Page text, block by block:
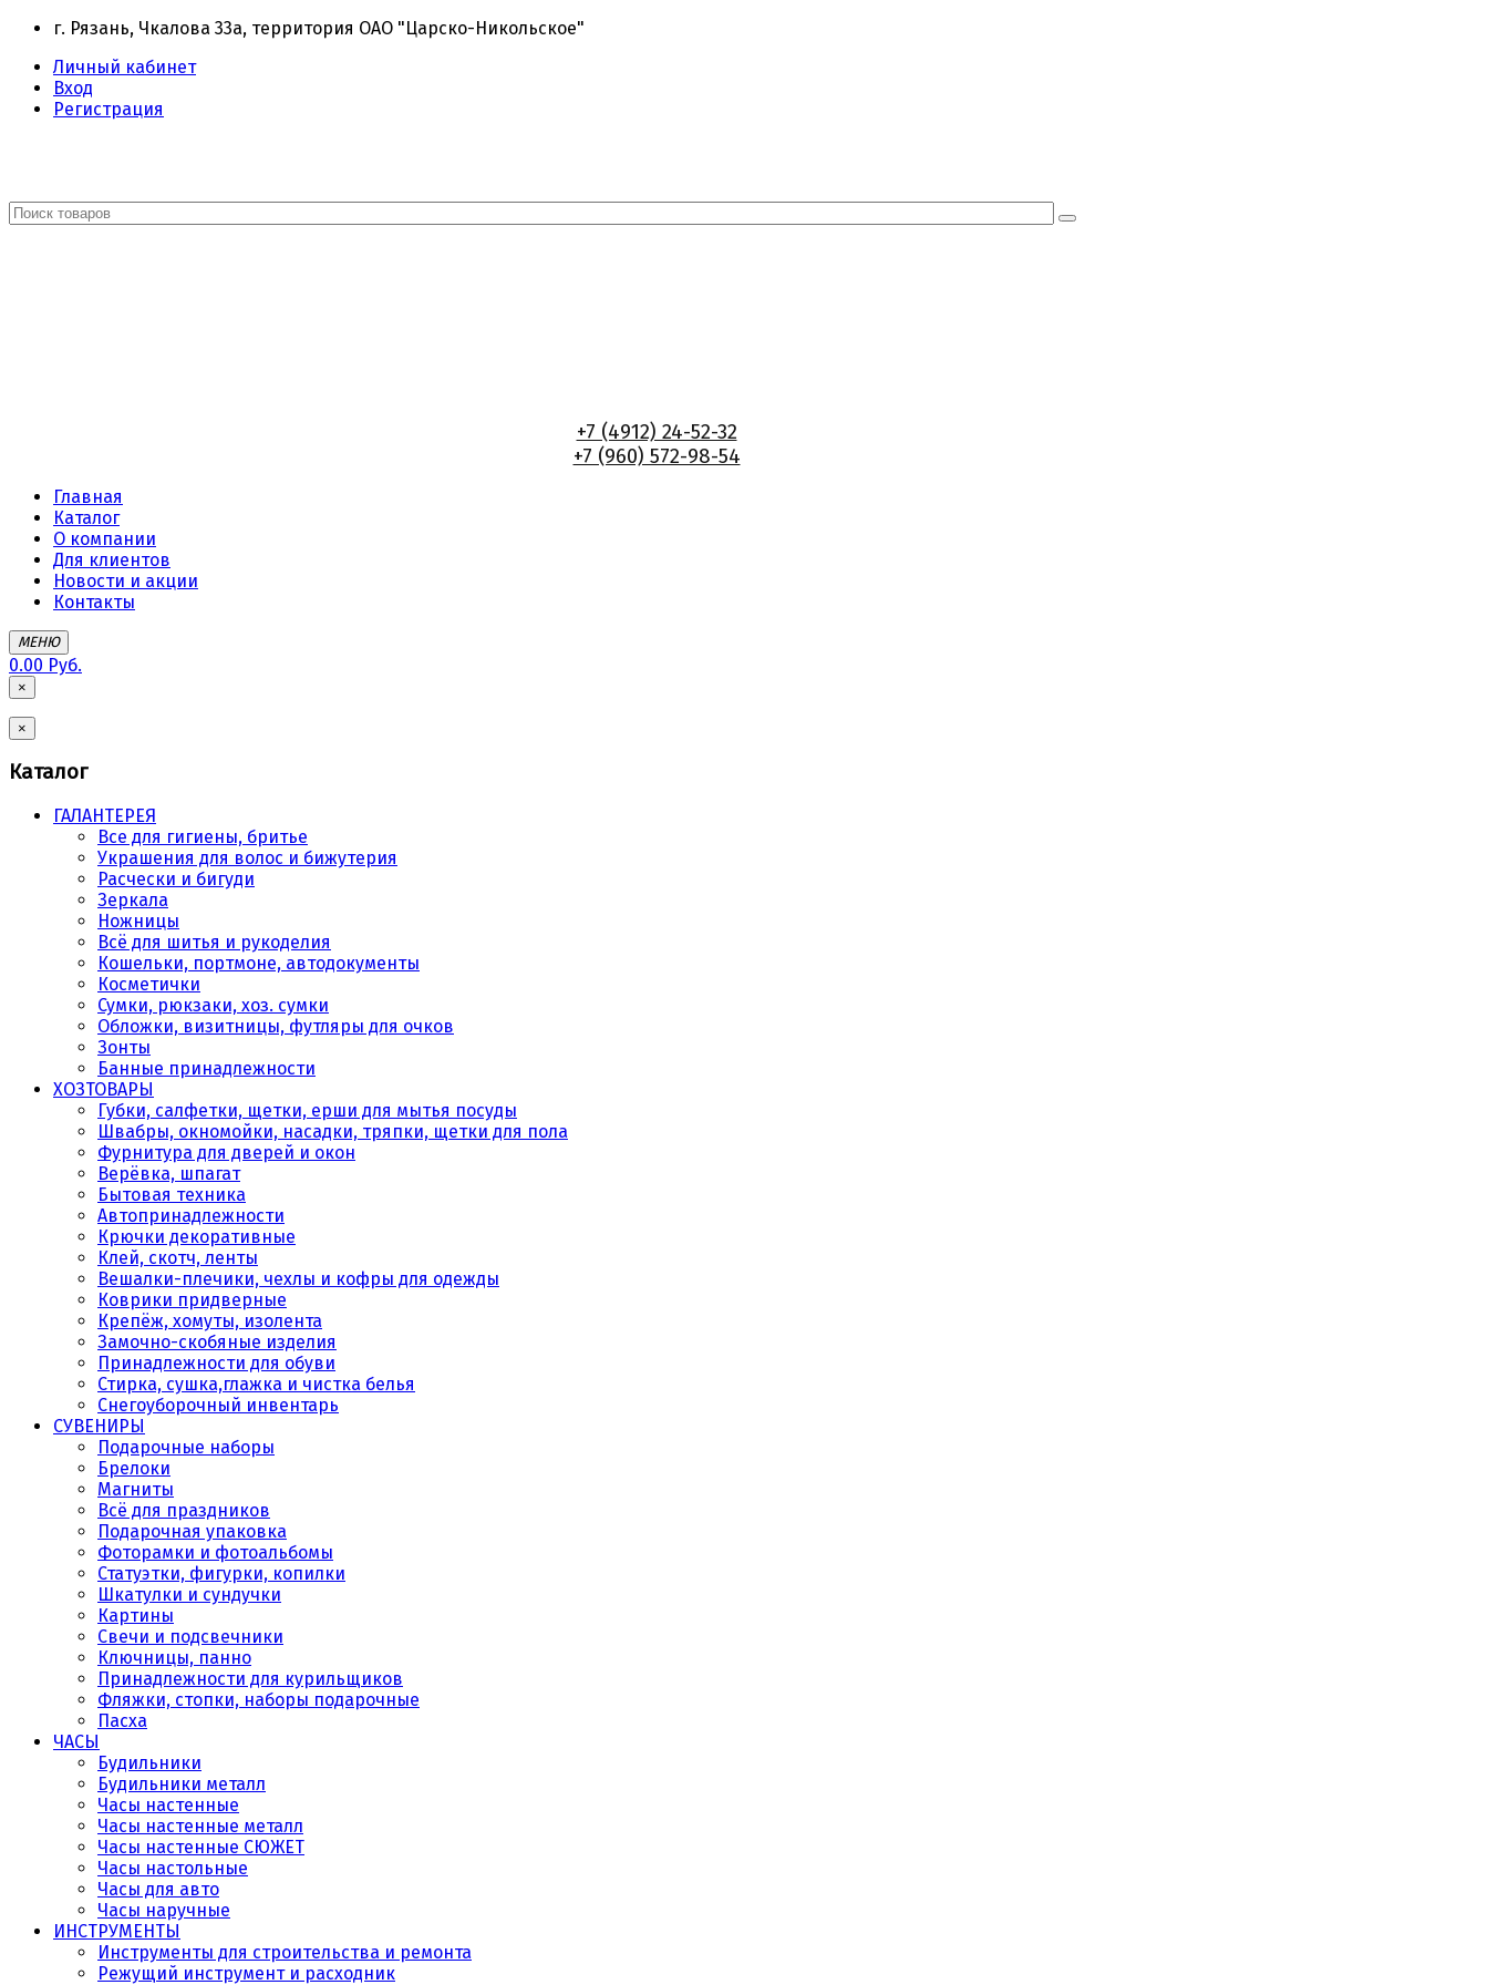
г. Рязань, Чкалова 33а, территория ОАО "Царско-Никольское"
Личный кабинет
Вход
Регистрация
+7 (4912) 24-52-32
+7 (960) 572-98-54
Главная
Каталог
О компании
Для клиентов
Новости и акции
Контакты
МЕНЮ
0.00 Руб.
×
×
Каталог
ГАЛАНТЕРЕЯ
Все для гигиены, бритье
Украшения для волос и бижутерия
Расчески и бигуди
Зеркала
Ножницы
Всё для шитья и рукоделия
Кошельки, портмоне, автодокументы
Косметички
Сумки, рюкзаки, хоз. сумки
Обложки, визитницы, футляры для очков
Зонты
Банные принадлежности
ХОЗТОВАРЫ
Губки, салфетки, щетки, ерши для мытья посуды
Швабры, окномойки, насадки, тряпки, щетки для пола
Фурнитура для дверей и окон
Верёвка, шпагат
Бытовая техника
Автопринадлежности
Крючки декоративные
Клей, скотч, ленты
Вешалки-плечики, чехлы и кофры для одежды
Коврики придверные
Крепёж, хомуты, изолента
Замочно-скобяные изделия
Принадлежности для обуви
Стирка, сушка,глажка и чистка белья
Снегоуборочный инвентарь
СУВЕНИРЫ
Подарочные наборы
Брелоки
Магниты
Всё для праздников
Подарочная упаковка
Фоторамки и фотоальбомы
Статуэтки, фигурки, копилки
Шкатулки и сундучки
Картины
Свечи и подсвечники
Ключницы, панно
Принадлежности для курильщиков
Фляжки, стопки, наборы подарочные
Пасха
ЧАСЫ
Будильники
Будильники металл
Часы настенные
Часы настенные металл
Часы настенные СЮЖЕТ
Часы настольные
Часы для авто
Часы наручные
ИНСТРУМЕНТЫ
Инструменты для строительства и ремонта
Режущий инструмент и расходник